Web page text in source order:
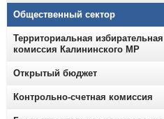
Общественный сектор
Территориальная избирательная
комиссия Калининского МР
Открытый бюджет
Контрольно-счетная комиссия